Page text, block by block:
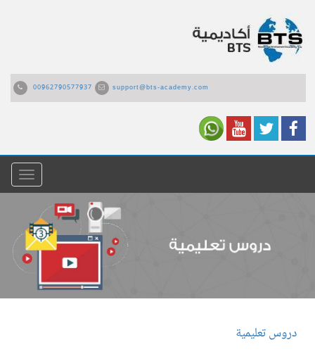
00962790577937 support@bts-academy.com
القائمة
دروس تعليمية